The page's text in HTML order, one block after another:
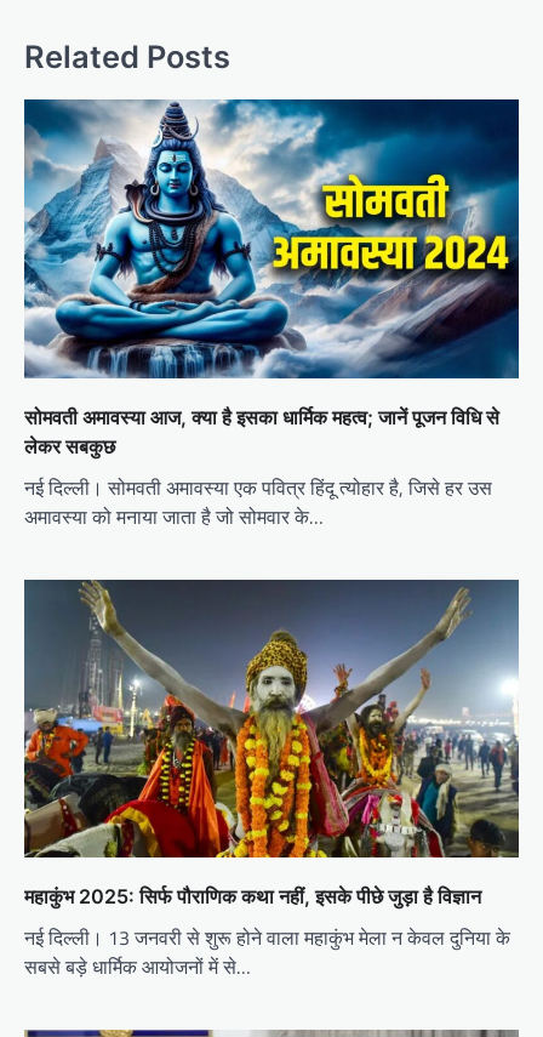
Related Posts
सोमवती अमावस्या आज, क्या है इसका धार्मिक महत्व; जानें पूजन विधि से
लेकर सबकुछ
नई दिल्ली। सोमवती अमावस्या एक पवित्र हिंदू त्योहार है, जिसे हर उस
अमावस्या को मनाया जाता है जो सोमवार के…
महाकुंभ 2025: सिर्फ पौराणिक कथा नहीं, इसके पीछे जुड़ा है विज्ञान
नई दिल्ली। 13 जनवरी से शुरू होने वाला महाकुंभ मेला न केवल दुनिया के
सबसे बड़े धार्मिक आयोजनों में से…